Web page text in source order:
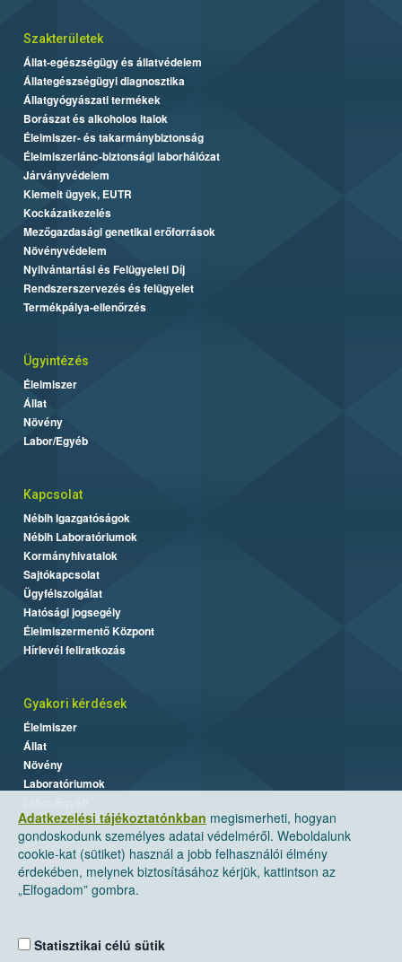
Adatkezelési tájékoztatónkban megismerheti, hogyan
gondoskodunk személyes adatai védelméről. Weboldalunk
cookie-kat (sütiket) használ a jobb felhasználói élmény
érdekében, melynek biztosításához kérjük, kattintson az
„Elfogadom” gombra.
Statisztikai célú sütik
Szakterületek
Állat-egészségügy és állatvédelem
Állategészségügyi diagnosztika
Állatgyógyászati termékek
Borászat és alkoholos italok
Élelmiszer- és takarmánybiztonság
Élelmiszerlánc-biztonsági laborhálózat
Járványvédelem
Kiemelt ügyek, EUTR
Kockázatkezelés
Mezőgazdasági genetikai erőforrások
Növényvédelem
Nyilvántartási és Felügyeleti Díj
Rendszerszervezés és felügyelet
Termékpálya-ellenőrzés
Ügyintézés
Élelmiszer
Állat
Növény
Labor/Egyéb
Kapcsolat
Nébih Igazgatóságok
Nébih Laboratóriumok
Kormányhivatalok
Sajtókapcsolat
Ügyfélszolgálat
Hatósági jogsegély
Élelmiszermentő Központ
Hírlevél feliratkozás
Gyakori kérdések
Élelmiszer
Állat
Növény
Laboratóriumok